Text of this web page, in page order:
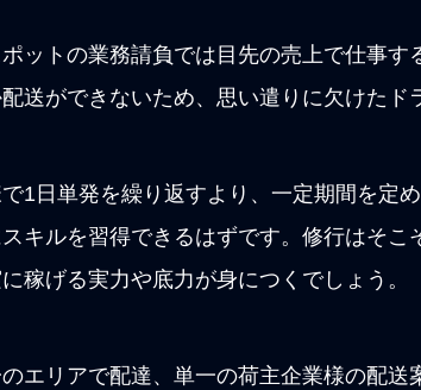
ットの業務請負では目先の売上で仕事
送ができないため、思い遣りに欠けたド
1日単発を繰り返すより、一定期間を定
キルを習得できるはずです。修行はそ
稼げる実力や底力が身につくでしょう。
エリアで配達、単一の荷主企業様の配